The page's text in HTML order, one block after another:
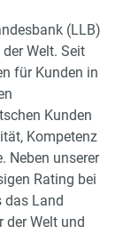
(LLB)
Welt. Seit
für Kunden in
Kunden
Kompetenz
Neben unserer
Rating bei
das Land
der Welt und